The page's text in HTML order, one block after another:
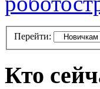
Перейти:
Кто